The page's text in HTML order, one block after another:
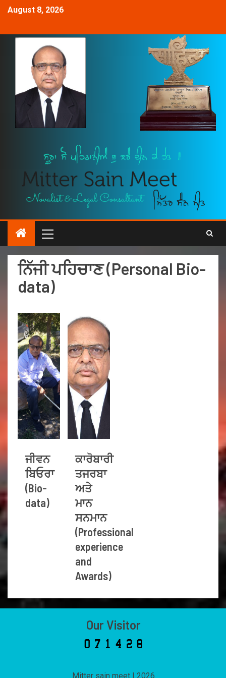
August 8, 2026
ਨਿੱਜੀ ਪਹਿਚਾਣ (Personal Bio-
data)
ਜੀਵਨ
ਬਿਓਰਾ
(Bio-
data)
ਕਾਰੋਬਾਰੀ
ਤਜਰਬਾ
ਅਤੇ
ਮਾਨ
ਸਨਮਾਨ
(Professional
experience
and
Awards)
Our Visitor
Mitter sain meet |2026